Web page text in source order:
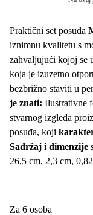
Praktični set posuđa
iznimnu kvalitetu s
zahvaljujući kojoj se
koja je izuzetno
bezbrižno staviti u
je znati: Ilustrativne
stvarnog izgleda
posuđa, koji
Sadržaj i dimenzije
26,5 cm, 2,3 cm,
se oni ne smatraju
Za 6 osoba